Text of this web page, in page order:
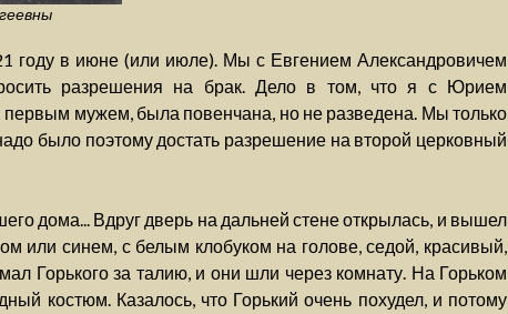
году в июне (или июле). Мы с Евгением Александровичем
разрешения на брак. Дело в том, что я с Юрием
мужем, была повенчана, но не разведена. Мы только
было поэтому достать разрешение на второй церковный
дома... Вдруг дверь на дальней стене открылась, и вышел
или синем, с белым клобуком на голове, седой, красивый,
Горького за талию, и они шли через комнату. На Горьком
костюм. Казалось, что Горький очень похудел, и потому